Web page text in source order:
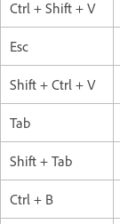
Ctrl + Shift + V
Esc
Shift + Ctrl + V
Tab
Shift + Tab
Ctrl + B